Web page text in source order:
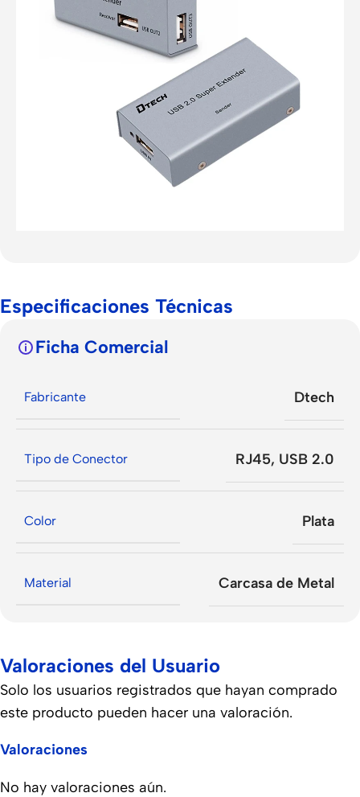
Especificaciones Técnicas
Ficha Comercial
Fabricante Dtech
Tipo de Conector RJ45, USB 2.0
Color Plata
Material Carcasa de Metal
Valoraciones del Usuario
Valoraciones
No hay valoraciones aún.
Solo los usuarios registrados que hayan comprado
este producto pueden hacer una valoración.